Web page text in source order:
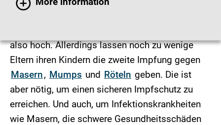
also hoch. Allerdings lassen noch zu wenige
Eltern ihren Kindern die zweite Impfung gegen
Masern, Mumps und Röteln geben. Die ist
aber nötig, um einen sicheren Impfschutz zu
erreichen. Und auch, um Infektionskrankheiten
wie Masern, die schwere Gesundheitsschäden